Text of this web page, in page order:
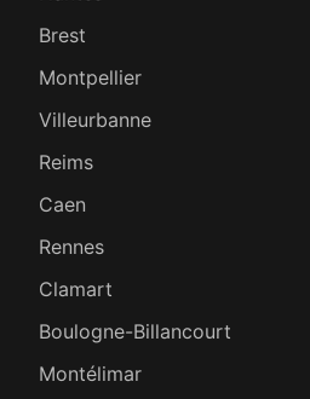
Brest
Montpellier
Villeurbanne
Reims
Caen
Rennes
Clamart
Boulogne-Billancourt
Montélimar